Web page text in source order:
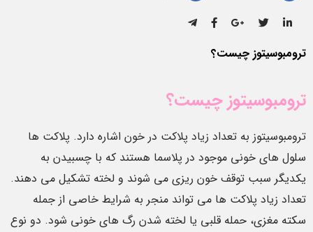
ترومبوسیتوز چیست؟
ترومبوسیتوز چیست؟
ترومبوسیتوز به تعداد زیاد پلاکت در خون اشاره دارد. پلاکت ها
سلول های خونی موجود در پلاسما هستند که با چسبیدن به
یکدیگر سبب توقف خون ریزی می شوند و لخته تشکیل می دهند.
تعداد زیاد پلاکت ها می تواند منجر به شرایط خاصی از جمله
سکته مغزی، حمله قلبی یا لخته شدن رگ های خونی شود. دو نوع